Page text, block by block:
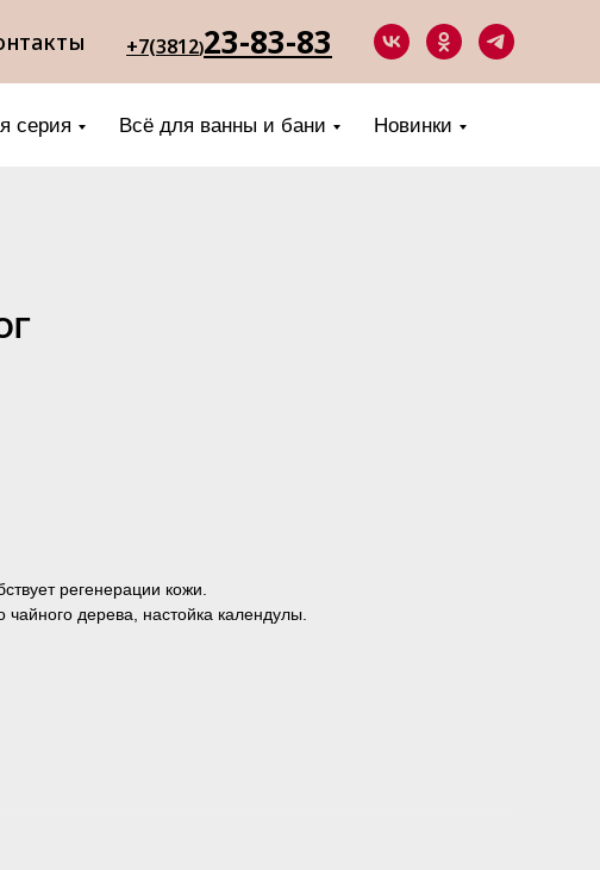
+7(3812)23-83-83
серия Всё для ванны и бани Новинки
регенерации кожи.
дерева, настойка календулы.